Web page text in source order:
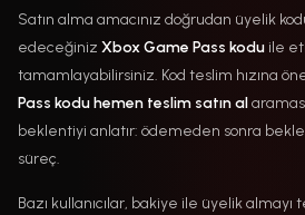
Satın alma amacınız doğrudan üyelik
edeceğiniz Xbox Game Pass kodu ile
tamamlayabilirsiniz. Kod teslim hızına
Pass kodu hemen teslim satın al
beklentiyi anlatır: ödemeden sonra
süreç.
Bazı kullanıcılar, bakiye ile üyelik